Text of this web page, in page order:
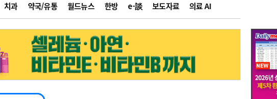
치과 약국/유통 월드뉴스 한방 e-談 보도자료 의료 AI